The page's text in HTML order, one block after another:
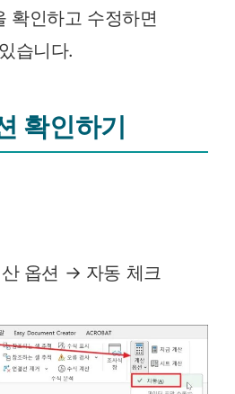
확인하고 수정하면
습니다.
확인하기
옵션 → 자동 체크